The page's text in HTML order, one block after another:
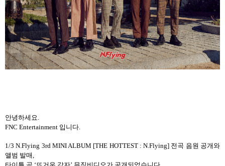
안녕하세요.
FNC Entertainment 입니다.
1/3 N.Flying 3rd MINI ALBUM [THE HOTTEST : N.Flying] 전곡 음원 공개와
앨범 발매,